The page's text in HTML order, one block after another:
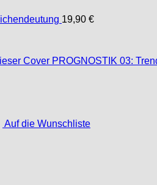
19,90 €
PROGNOSTIK 03:
Auf die Wunschliste